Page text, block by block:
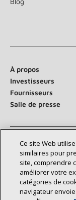
À propos
Investisseurs
Fournisseurs
Salle de presse
Communiquez
Ce site Web
similaires pour
site, comprendre
améliorer votre
catégories de
navigateur